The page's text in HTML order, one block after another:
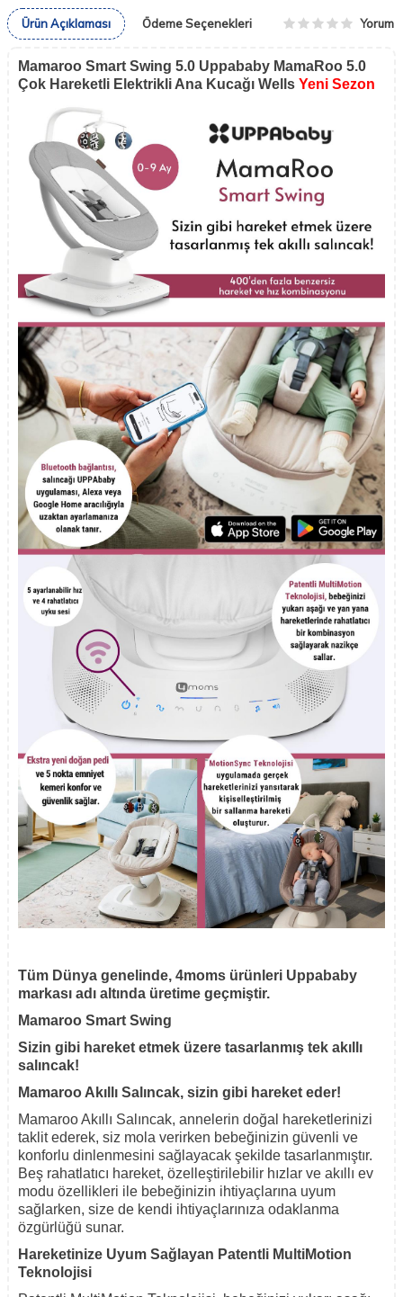
Ürün Açıklaması Ödeme Seçenekleri Yorum
Mamaroo Smart Swing 5.0 Uppababy MamaRoo 5.0
Çok Hareketli Elektrikli Ana Kucağı Wells Yeni Sezon
Tüm Dünya genelinde, 4moms ürünleri Uppababy
markası adı altında üretime geçmiştir.
Mamaroo Smart Swing
Sizin gibi hareket etmek üzere tasarlanmış tek akıllı
salıncak!
Mamaroo Akıllı Salıncak, sizin gibi hareket eder!
Mamaroo Akıllı Salıncak, annelerin doğal hareketlerinizi
taklit ederek, siz mola verirken bebeğinizin güvenli ve
konforlu dinlenmesini sağlayacak şekilde tasarlanmıştır.
Beş rahatlatıcı hareket, özelleştirilebilir hızlar ve akıllı ev
modu özellikleri ile bebeğinizin ihtiyaçlarına uyum
sağlarken, size de kendi ihtiyaçlarınıza odaklanma
özgürlüğü sunar.
Hareketinize Uyum Sağlayan Patentli MultiMotion
Teknolojisi